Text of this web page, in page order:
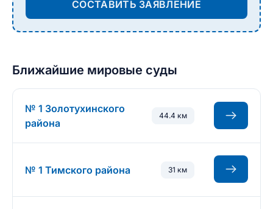
СОСТАВИТЬ ЗАЯВЛЕНИЕ
Ближайшие мировые суды
№ 1 Золотухинского
района
44.4 км
№ 1 Тимского района 31 км